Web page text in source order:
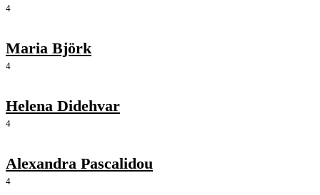
4
Maria Björk
4
Helena Didehvar
4
Alexandra Pascalidou
4